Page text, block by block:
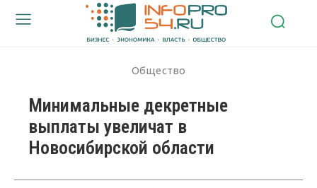
Общество
Минимальные декретные
выплаты увеличат в
Новосибирской области